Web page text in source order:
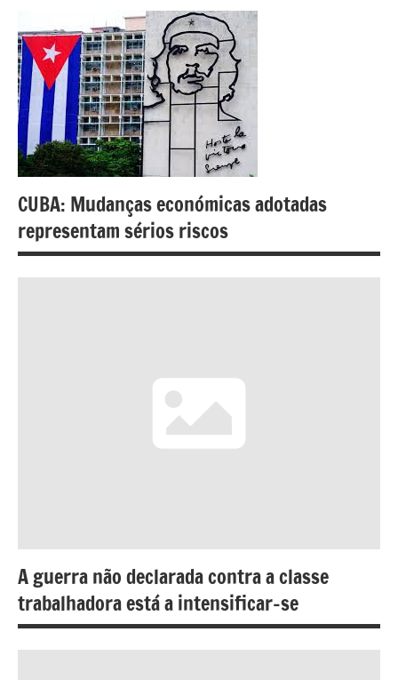
CUBA: Mudanças económicas adotadas
representam sérios riscos
A guerra não declarada contra a classe
trabalhadora está a intensificar-se